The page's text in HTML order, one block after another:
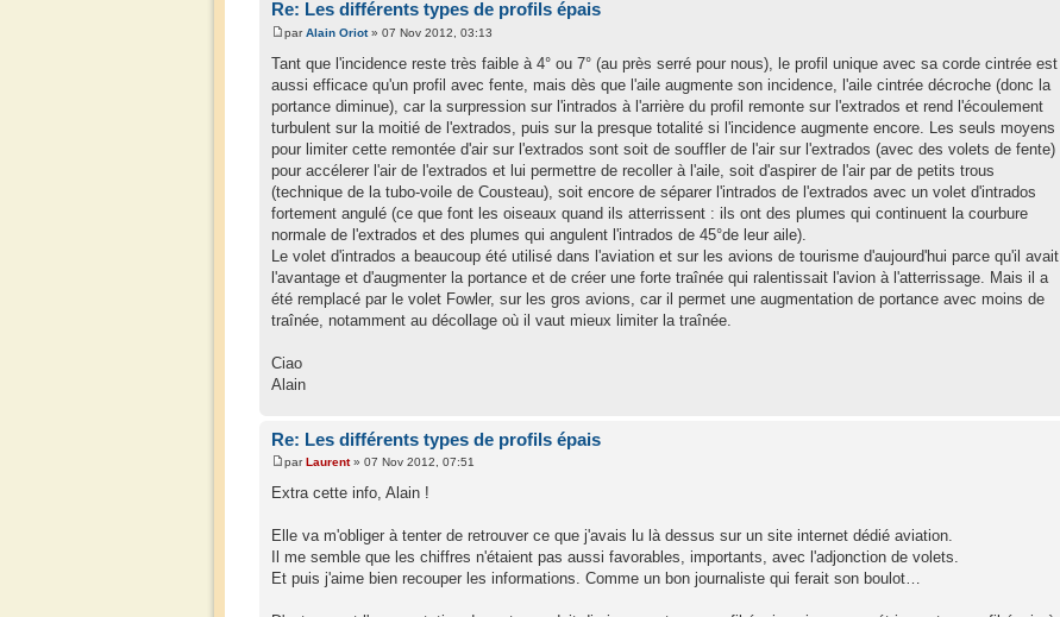
Re: Les différents types de profils épais
parAlain Oriot» 07 Nov 2012, 03:13
Tant que l'incidence reste très faible à 4° ou 7° (au près serré pour nous), le profil unique avec sa corde cintrée est
aussi efficace qu'un profil avec fente, mais dès que l'aile augmente son incidence, l'aile cintrée décroche (donc la
portance diminue), car la surpression sur l'intrados à l'arrière du profil remonte sur l'extrados et rend l'écoulement
turbulent sur la moitié de l'extrados, puis sur la presque totalité si l'incidence augmente encore. Les seuls moyens
pour limiter cette remontée d'air sur l'extrados sont soit de souffler de l'air sur l'extrados (avec des volets de fente)
pour accélerer l'air de l'extrados et lui permettre de recoller à l'aile, soit d'aspirer de l'air par de petits trous
(technique de la tubo-voile de Cousteau), soit encore de séparer l'intrados de l'extrados avec un volet d'intrados
fortement angulé (ce que font les oiseaux quand ils atterrissent : ils ont des plumes qui continuent la courbure
normale de l'extrados et des plumes qui angulent l'intrados de 45°de leur aile).
Le volet d'intrados a beaucoup été utilisé dans l'aviation et sur les avions de tourisme d'aujourd'hui parce qu'il avait
l'avantage et d'augmenter la portance et de créer une forte traînée qui ralentissait l'avion à l'atterrissage. Mais il a
été remplacé par le volet Fowler, sur les gros avions, car il permet une augmentation de portance avec moins de
traînée, notamment au décollage où il vaut mieux limiter la traînée.
Ciao
Alain
Re: Les différents types de profils épais
parLaurent» 07 Nov 2012, 07:51
Extra cette info, Alain !
Elle va m'obliger à tenter de retrouver ce que j'avais lu là dessus sur un site internet dédié aviation.
Il me semble que les chiffres n'étaient pas aussi favorables, importants, avec l'adjonction de volets.
Et puis j'aime bien recouper les informations. Comme un bon journaliste qui ferait son boulot…